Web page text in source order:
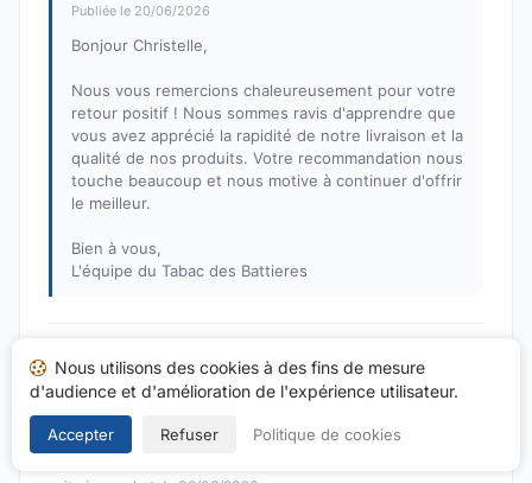
Publiée le 20/06/2026
Bonjour Christelle,
Nous vous remercions chaleureusement pour votre
retour positif ! Nous sommes ravis d'apprendre que
vous avez apprécié la rapidité de notre livraison et la
qualité de nos produits. Votre recommandation nous
touche beaucoup et nous motive à continuer d'offrir
le meilleur.
Bien à vous,
L'équipe du Tabac des Battieres
A
Alexandra L.
Note : 5 sur 5
Très bien comme toujours !
Nous utilisons des cookies à des fins de mesure
d'audience et d'amélioration de l'expérience utilisateur.
Accepter Refuser Politique de cookies